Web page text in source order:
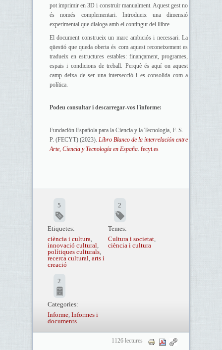
pot imprimir en 3D i construir manualment. Aquest gest no
és només complementari. Introdueix una dimensió
experimental que dialoga amb el contingut del llibre.
El document construeix un marc ambiciós i necessari. La
qüestió que queda oberta és com aquest reconeixement es
tradueix en estructures estables: finançament, programes,
espais i condicions de treball. Perquè és aquí on aquest
camp deixa de ser una intersecció i es consolida com a
política.
Podeu consultar i descarregar-vos l'informe:
Fundación Española para la Ciencia y la Tecnología, F. S.
P. (FECYT) (2023). Libro Blanco de la interrelación entre
Arte, Ciencia y Tecnología en España. fecyt.es
5
Etiquetes:
ciència i cultura,
innovació cultural,
polítiques culturals,
recerca cultural, arts i
creació
2
Temes:
Cultura i societat,
ciència i cultura
2
Categories:
Informe, Informes i
documents
1126 lectures